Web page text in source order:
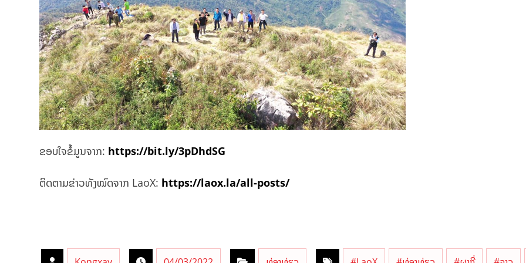
ຂອບໃຈຂໍ້ມູນຈາກ: https://bit.ly/3pDhdSG
ຕິດຕາມຂ່າວທັງໝົດຈາກ LaoX: https://laox.la/all-posts/